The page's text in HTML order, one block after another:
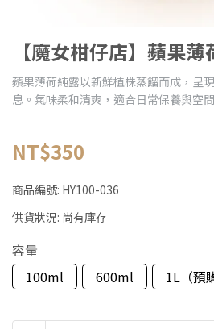
【魔女柑仔店】蘋果薄
蘋果薄荷純露以新鮮植株蒸餾而成，呈
息。氣味柔和清爽，適合日常保養與空
NT$350
商品編號: HY100-036
供貨狀況: 尚有庫存
容量
100ml
600ml 1L（預